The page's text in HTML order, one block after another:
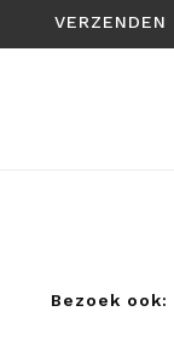
Bezoek ook: